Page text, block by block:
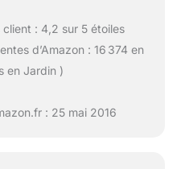
: 4,2 sur 5 étoiles
d’Amazon : 16 374 en
en Jardin )
: 25 mai 2016